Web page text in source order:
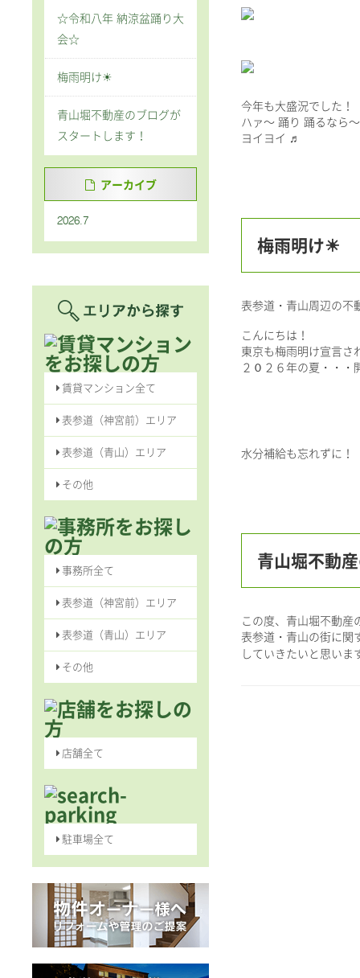
☆令和八年 納涼盆踊り大
会☆
梅雨明け☀
青山堀不動産のブログが
スタートします！
アーカイブ
2026.7
賃貸マンション全て
表参道（神宮前）エリア
表参道（青山）エリア
その他
事務所全て
表参道（神宮前）エリア
表参道（青山）エリア
その他
店舗全て
駐車場全て
今年も大盛況でした！
ハァ～ 踊り 踊るな
ヨイヨイ ♬
梅雨明け☀
表参道・青山周辺の不
こんにちは！
東京も梅雨明け宣言さ
２０２６年の夏・・・
水分補給も忘れずに！
青山堀不動
この度、青山堀不動産
表参道・青山の街に関
していきたいと思い